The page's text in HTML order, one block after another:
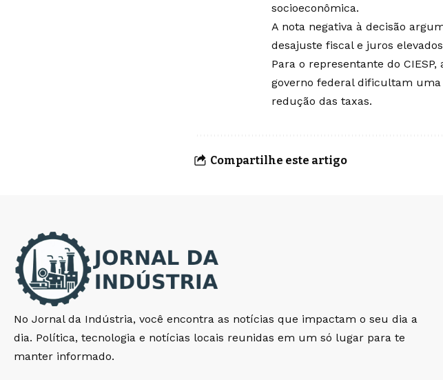
socioeconômica.
A nota negativa à decisão
desajuste fiscal e juros
Para o representante do
governo federal dificultam
redução das taxas.
Compartilhe este artigo
No Jornal da Indústria, você encontra as notícias que impactam o seu dia a
dia. Política, tecnologia e notícias locais reunidas em um só lugar para te
manter informado.